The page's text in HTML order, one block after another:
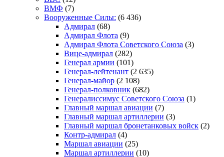
ВМФ (7)
Вооруженные Силы: (6 436)
Адмирал (68)
Адмирал Флота (9)
Адмирал Флота Советского Союза (3)
Вице-адмирал (282)
Генерал армии (101)
Генерал-лейтенант (2 635)
Генерал-майор (2 108)
Генерал-полковник (682)
Генералиссимус Советского Союза (1)
Главный маршал авиации (7)
Главный маршал артиллерии (3)
Главный маршал бронетанковых войск (2)
Контр-адмирал (4)
Маршал авиации (25)
Маршал артиллерии (10)